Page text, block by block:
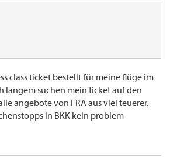
class ticket bestellt für meine flüge im
langem suchen mein ticket auf den
angebote von FRA aus viel teuerer.
in BKK kein problem